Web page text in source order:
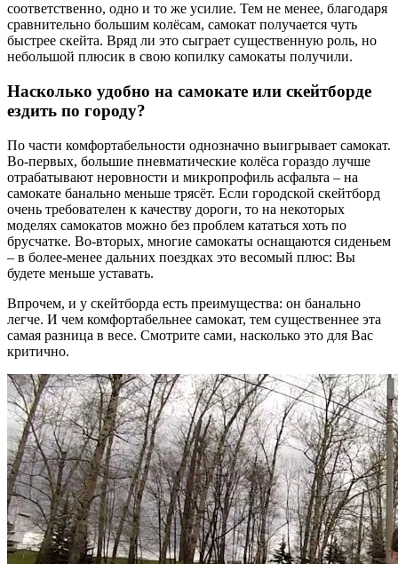
соответственно, одно и то же усилие. Тем не менее, благодаря
сравнительно большим колёсам, самокат получается чуть
быстрее скейта. Вряд ли это сыграет существенную роль, но
небольшой плюсик в свою копилку самокаты получили.
Насколько удобно на самокате или скейтборде
ездить по городу?
По части комфортабельности однозначно выигрывает самокат.
Во-первых, большие пневматические колёса гораздо лучше
отрабатывают неровности и микропрофиль асфальта – на
самокате банально меньше трясёт. Если городской скейтборд
очень требователен к качеству дороги, то на некоторых
моделях самокатов можно без проблем кататься хоть по
брусчатке. Во-вторых, многие самокаты оснащаются сиденьем
– в более-менее дальних поездках это весомый плюс: Вы
будете меньше уставать.
Впрочем, и у скейтборда есть преимущества: он банально
легче. И чем комфортабельнее самокат, тем существеннее эта
самая разница в весе. Смотрите сами, насколько это для Вас
критично.